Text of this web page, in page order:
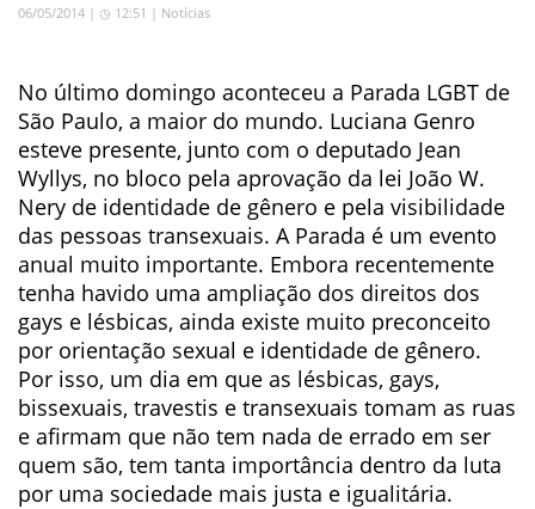
06/05/2014 | ◷ 12:51 | Notícias
No último domingo aconteceu a Parada LGBT de
São Paulo, a maior do mundo. Luciana Genro
esteve presente, junto com o deputado Jean
Wyllys, no bloco pela aprovação da lei João W.
Nery de identidade de gênero e pela visibilidade
das pessoas transexuais. A Parada é um evento
anual muito importante. Embora recentemente
tenha havido uma ampliação dos direitos dos
gays e lésbicas, ainda existe muito preconceito
por orientação sexual e identidade de gênero.
Por isso, um dia em que as lésbicas, gays,
bissexuais, travestis e transexuais tomam as ruas
e afirmam que não tem nada de errado em ser
quem são, tem tanta importância dentro da luta
por uma sociedade mais justa e igualitária.